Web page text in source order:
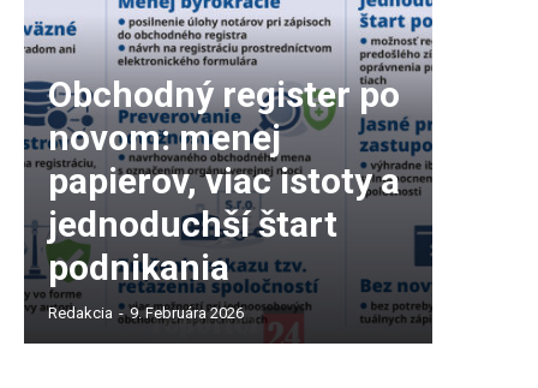
Obchodný register po
novom: menej
papierov, viac istoty a
jednoduchší štart
podnikania
Redakcia - 9. Februára 2026